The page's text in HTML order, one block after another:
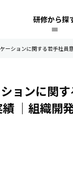
研修から探
ーションに関する若手社員
ョンに関
績 ｜組織開